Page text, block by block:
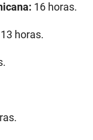
16 horas.
13 horas.